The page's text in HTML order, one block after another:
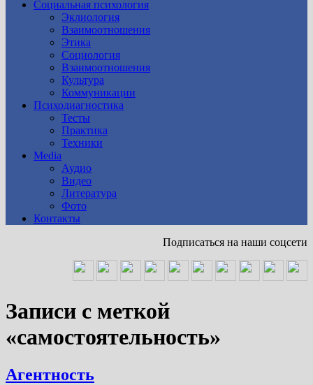
Социальная психология
Эклиология
Взаимоотношения
Этика
Социология
Взаимоотношения
Культура
Коммуникации
Психодиагностика
Тесты
Практика
Техники
Media
Аудио
Видео
Литература
Фото
Контакты
Подписаться на наши соцсети
Записи с меткой
«самостоятельность»
Агентность